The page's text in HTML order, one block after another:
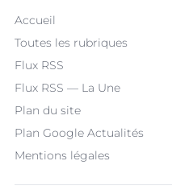
Accueil
Toutes les rubriques
Flux RSS
Flux RSS — La Une
Plan du site
Plan Google Actualités
Mentions légales